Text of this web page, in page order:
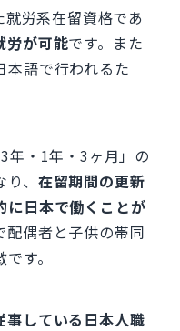
労系在留資格であ
労が可能です。また
本語で行われるた
年・1年・3ヶ月」の
、 在留期間の更新
に日本で働くことが
偶者と子供の帯同
す。
事している日本人職